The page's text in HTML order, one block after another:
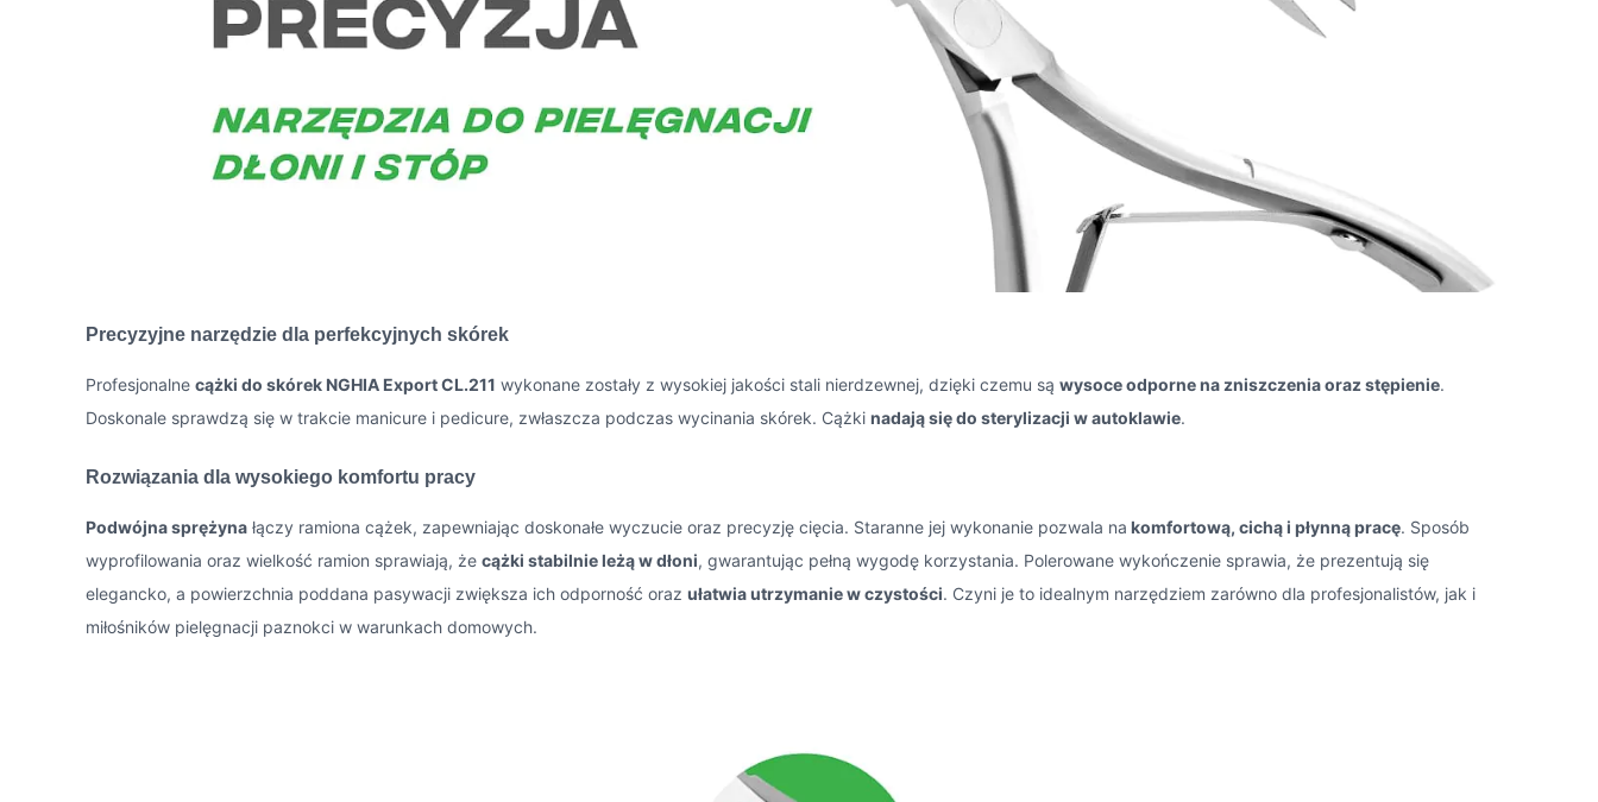
Precyzyjne narzędzie dla perfekcyjnych skórek
Profesjonalne cążki do skórek NGHIA Export CL.211 wykonane zostały z wysokiej jakości stali nierdzewnej, dzięki czemu są wysoce odporne na zniszczenia oraz stępienie.
Doskonale sprawdzą się w trakcie manicure i pedicure, zwłaszcza podczas wycinania skórek. Cążki nadają się do sterylizacji w autoklawie.
Rozwiązania dla wysokiego komfortu pracy
Podwójna sprężyna łączy ramiona cążek, zapewniając doskonałe wyczucie oraz precyzję cięcia. Staranne jej wykonanie pozwala na komfortową, cichą i płynną pracę. Sposób
wyprofilowania oraz wielkość ramion sprawiają, że cążki stabilnie leżą w dłoni, gwarantując pełną wygodę korzystania. Polerowane wykończenie sprawia, że prezentują się
elegancko, a powierzchnia poddana pasywacji zwiększa ich odporność oraz ułatwia utrzymanie w czystości. Czyni je to idealnym narzędziem zarówno dla profesjonalistów, jak i
miłośników pielęgnacji paznokci w warunkach domowych.